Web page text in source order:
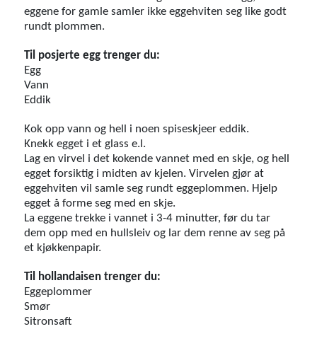
eggene for gamle samler ikke eggehviten seg like godt
rundt plommen.
Til posjerte egg trenger du:
Egg
Vann
Eddik
Kok opp vann og hell i noen spiseskjeer eddik.
Knekk egget i et glass e.l.
Lag en virvel i det kokende vannet med en skje, og hell
egget forsiktig i midten av kjelen. Virvelen gjør at
eggehviten vil samle seg rundt eggeplommen. Hjelp
egget å forme seg med en skje.
La eggene trekke i vannet i 3-4 minutter, før du tar
dem opp med en hullsleiv og lar dem renne av seg på
et kjøkkenpapir.
Til hollandaisen trenger du:
Eggeplommer
Smør
Sitronsaft